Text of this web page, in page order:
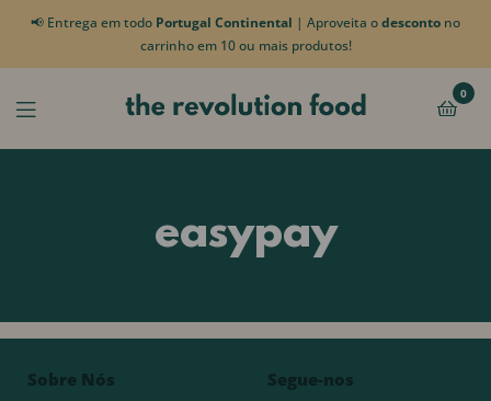
📢 Entrega em todo Portugal Continental | Aproveita odesconto no
carrinho em 10 ou mais produtos!
0
easypay
Sobre Nós Segue-nos